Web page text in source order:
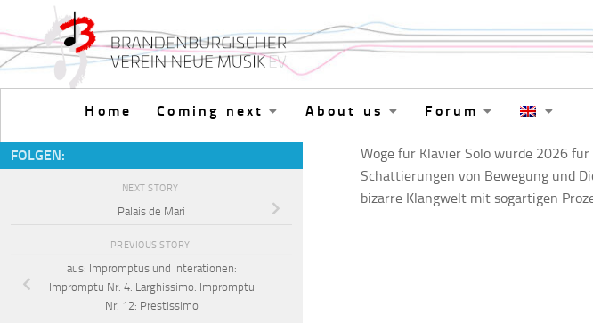
Skip to content
Home Coming next About us Forum
Woge für Klavier Solo wurde 2026
Schattierungen von Bewegung und
bizarre Klangwelt mit sogartigen
FOLGEN:
NEXT STORY
Palais de Mari
PREVIOUS STORY
aus: Impromptus und Interationen:
Impromptu Nr. 4: Larghissimo. Impromptu
Nr. 12: Prestissimo